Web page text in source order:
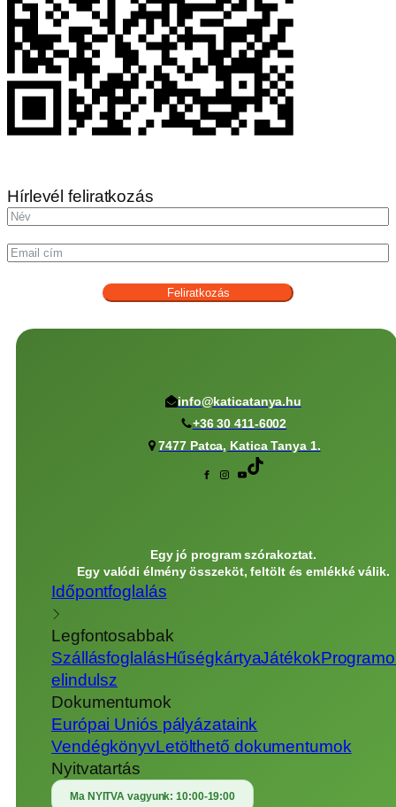
Hírlevél feliratkozás
Feliratkozás
info@katicatanya.hu
+36 30 411-6002
7477 Patca, Katica Tanya 1.
Egy jó program szórakoztat.
Egy valódi élmény összeköt, feltölt és emlékké válik.
Időpontfoglalás
Legfontosabbak
SzállásfoglalásHűségkártyaJátékok
elindulsz
Dokumentumok
Európai Uniós pályázataink
VendégkönyvLetölthető dokumentumok
Nyitvatartás
Ma NYITVA vagyunk:10:00-19:00